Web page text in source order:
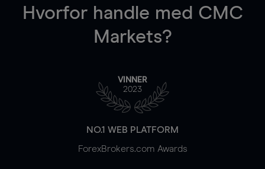
Hvorfor handle med CMC
Markets?
VINNER
2023
NO.1 WEB PLATFORM
ForexBrokers.com Awards